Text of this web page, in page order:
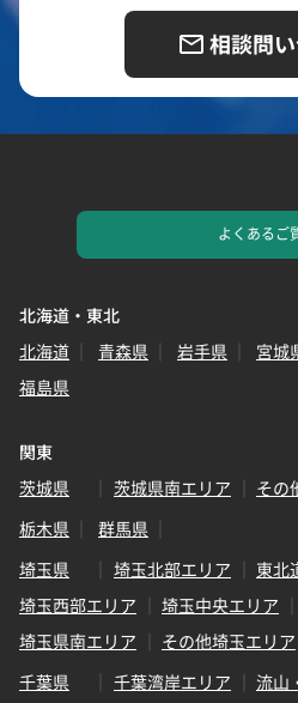
相談問
よくあるご
北海道・東北
北海道
青森県 岩手県 宮城
福島県
関東
茨城県
茨城県南エリア
その
栃木県
群馬県
埼玉県
埼玉北部エリア
東北
埼玉西部エリア
埼玉中央エリア
埼玉県南エリア
その他埼玉エリア
千葉県
千葉湾岸エリア
流山